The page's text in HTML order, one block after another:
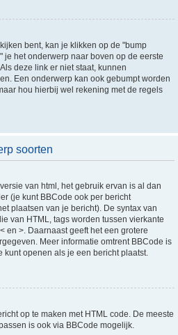
bent, kan je klikken op de "bump
je het onderwerp naar boven op de eerste
deze link er niet staat, kunnen
Een onderwerp kan ook gebumpt worden
hou hierbij wel rekening met de regels
soorten
van html, het gebruik ervan is al dan
(je kunt BBCode ook per bericht
plaatsen van je bericht). De syntax van
van HTML, tags worden tussen vierkante
en >. Daarnaast geeft het een grotere
Meer informatie omtrent BBCode is
openen als je een bericht plaatst.
op te maken met HTML code. De meeste
is ook via BBCode mogelijk.